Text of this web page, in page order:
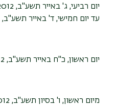
יום רביעי, ג' באייר תשע"ב, 25.4.2012
עד יום חמישי, ד' באייר תשע"ב, 26.4.2012
יום ראשון, כ"ח באייר תשע"ב, 20.5.2012
מיום ראשון, ו' בסיון תשע"ב, 27.5.2012